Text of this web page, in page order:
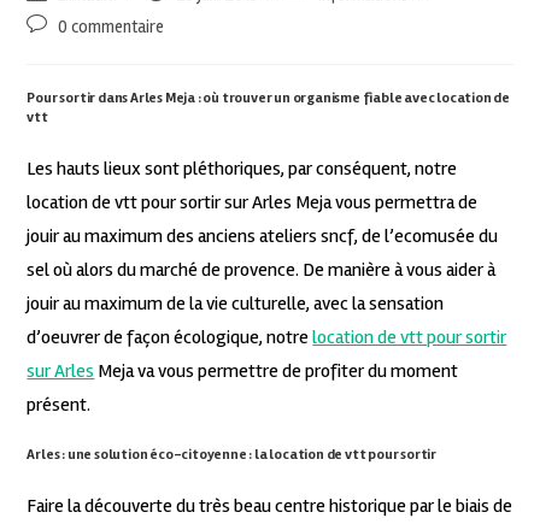
0 commentaire
Pour sortir dans Arles Meja : où trouver un organisme fiable avec location de
vtt
Les hauts lieux sont pléthoriques, par conséquent, notre
location de vtt pour sortir sur Arles Meja vous permettra de
jouir au maximum des anciens ateliers sncf, de l’ecomusée du
sel où alors du marché de provence. De manière à vous aider à
jouir au maximum de la vie culturelle, avec la sensation
d’oeuvrer de façon écologique, notrelocation de vtt pour sortir
sur Arles Meja va vous permettre de profiter du moment
présent.
Arles : une solution éco-citoyenne : la location de vtt pour sortir
Faire la découverte du très beau centre historique par le biais de